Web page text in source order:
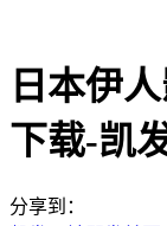
日本伊
下载-凯
分享到：